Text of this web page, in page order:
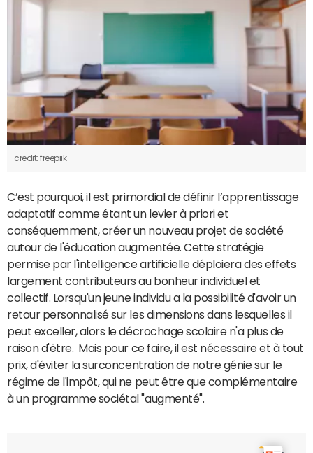
credit: freepiik
C’est pourquoi, il est primordial de définir l’apprentissage
adaptatif comme étant un levier à priori et
conséquemment, créer un nouveau projet de société
autour de l'éducation augmentée. Cette stratégie
permise par l'intelligence artificielle déploiera des effets
largement contributeurs au bonheur individuel et
collectif. Lorsqu'un jeune individu a la possibilité d'avoir un
retour personnalisé sur les dimensions dans lesquelles il
peut exceller, alors le décrochage scolaire n'a plus de
raison d'être. Mais pour ce faire, il est nécessaire et à tout
prix, d'éviter la surconcentration de notre génie sur le
régime de l'impôt, qui ne peut être que complémentaire
à un programme sociétal "augmenté".